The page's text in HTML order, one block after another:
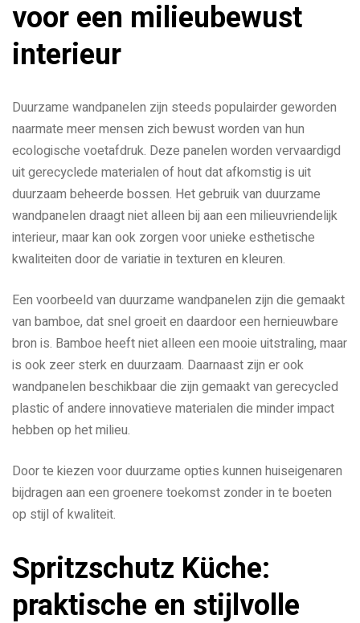
voor een milieubewust
interieur
Duurzame wandpanelen zijn steeds populairder geworden
naarmate meer mensen zich bewust worden van hun
ecologische voetafdruk. Deze panelen worden vervaardigd
uit gerecyclede materialen of hout dat afkomstig is uit
duurzaam beheerde bossen. Het gebruik van duurzame
wandpanelen draagt niet alleen bij aan een milieuvriendelijk
interieur, maar kan ook zorgen voor unieke esthetische
kwaliteiten door de variatie in texturen en kleuren.
Een voorbeeld van duurzame wandpanelen zijn die gemaakt
van bamboe, dat snel groeit en daardoor een hernieuwbare
bron is. Bamboe heeft niet alleen een mooie uitstraling, maar
is ook zeer sterk en duurzaam. Daarnaast zijn er ook
wandpanelen beschikbaar die zijn gemaakt van gerecycled
plastic of andere innovatieve materialen die minder impact
hebben op het milieu.
Door te kiezen voor duurzame opties kunnen huiseigenaren
bijdragen aan een groenere toekomst zonder in te boeten
op stijl of kwaliteit.
Spritzschutz Küche:
praktische en stijlvolle